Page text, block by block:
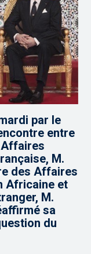
par le
entre
Affaires
M.
des Affaires
Africaine et
M.
sa
du